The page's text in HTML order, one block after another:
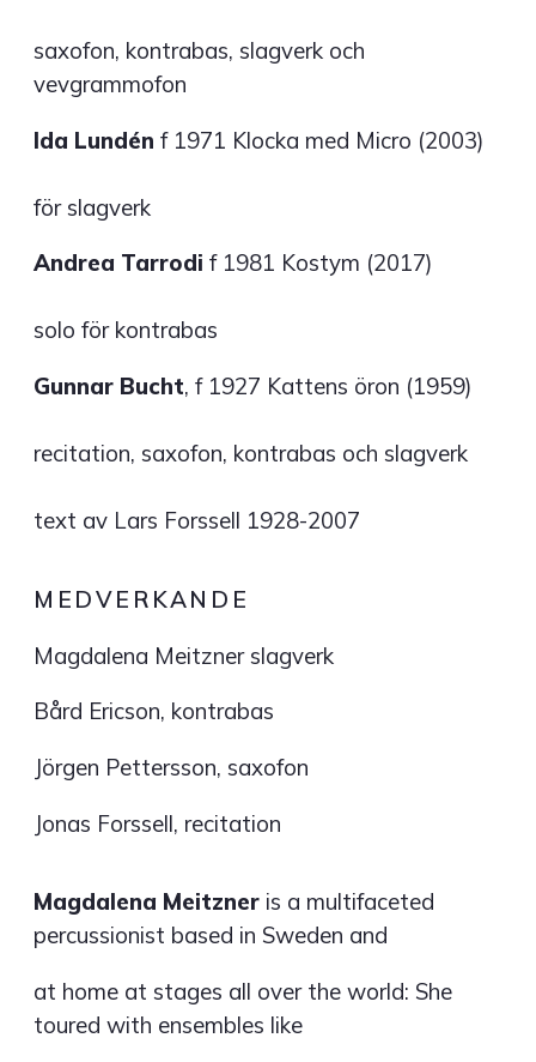
saxofon, kontrabas, slagverk och
vevgrammofon
Ida Lundén f 1971 Klocka med Micro (2003)
för slagverk
Andrea Tarrodi f 1981 Kostym (2017)
solo för kontrabas
Gunnar Bucht, f 1927 Kattens öron (1959)
recitation, saxofon, kontrabas och slagverk
text av Lars Forssell 1928-2007
MEDVERKANDE
Magdalena Meitzner slagverk
Bård Ericson, kontrabas
Jörgen Pettersson, saxofon
Jonas Forssell, recitation
Magdalena Meitzner is a multifaceted
percussionist based in Sweden and
at home at stages all over the world: She
toured with ensembles like